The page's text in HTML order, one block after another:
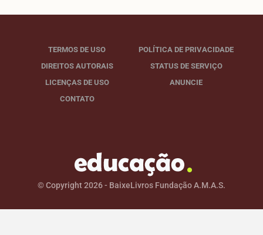
TERMOS DE USO
POLÍTICA DE PRIVACIDADE
DIREITOS AUTORAIS
STATUS DE SERVIÇO
LICENÇAS DE USO
ANUNCIE
CONTATO
© Copyright 2026 - BaixeLivros Fundação A.M.A.S.